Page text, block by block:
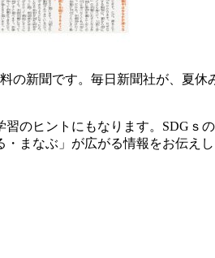
の新聞です。毎日新聞社が、夏休
のヒントにもなります。SDGｓ
まなぶ」が広がる情報をお伝えし